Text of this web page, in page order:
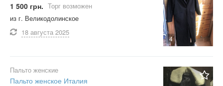
4
1 500 грн. Торг возможен
из г. Великодолинское
18 августа 2025
Пальто женские
Пальто женское Италия